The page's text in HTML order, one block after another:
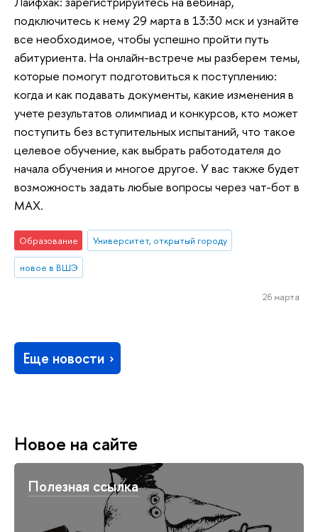
подключитесь к нему 29 марта в 13:30 мск и узнайте
все необходимое, чтобы успешно пройти путь
абитуриента. На онлайн-встрече мы разберем темы,
которые помогут подготовиться к поступлению:
когда и как подавать документы, какие изменения в
учете результатов олимпиад и конкурсов, кто может
поступить без вступительных испытаний, что такое
целевое обучение, как выбрать работодателя до
начала обучения и многое другое. У вас также будет
возможность задать любые вопросы через чат-бот в
MAX.
Образование Университет, открытый городу
новое в ВШЭ
26 марта
Еще новости
Новое на сайте
Полезная ссылка